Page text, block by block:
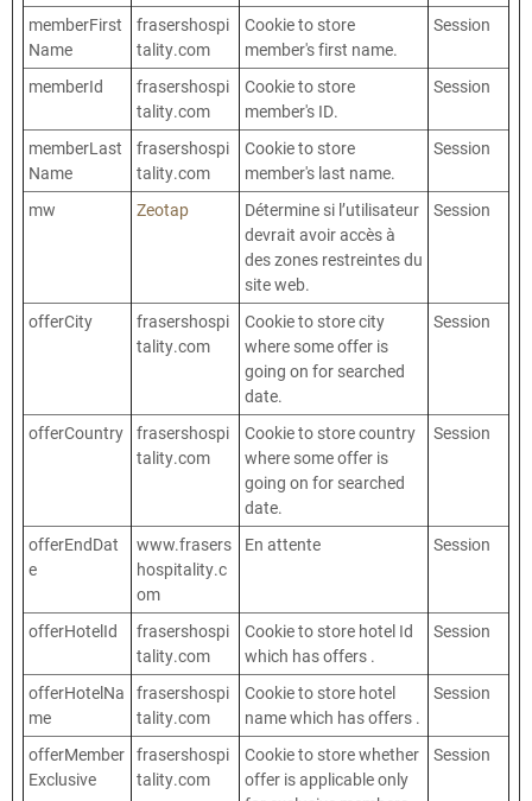
memberFirst
Name
frasershospi
tality.com
Cookie to store
member's first name.
Session
memberId
frasershospi
tality.com
Cookie to store
member's ID.
Session
memberLast
Name
frasershospi
tality.com
Cookie to store
member's last name.
Session
mw Zeotap
Détermine si l’utilisateur
devrait avoir accès à
des zones restreintes du
site web.
Session
offerCity
frasershospi
tality.com
Cookie to store city
where some offer is
going on for searched
date.
Session
offerCountry frasershospi
tality.com
Cookie to store country
where some offer is
going on for searched
date.
Session
offerEndDat
e
www.frasers
hospitality.c
om
En attente Session
offerHotelId
frasershospi
tality.com
Cookie to store hotel Id
which has offers .
Session
offerHotelNa
me
frasershospi
tality.com
Cookie to store hotel
name which has offers .
Session
offerMember
Exclusive
frasershospi
tality.com
Cookie to store whether
offer is applicable only
Session